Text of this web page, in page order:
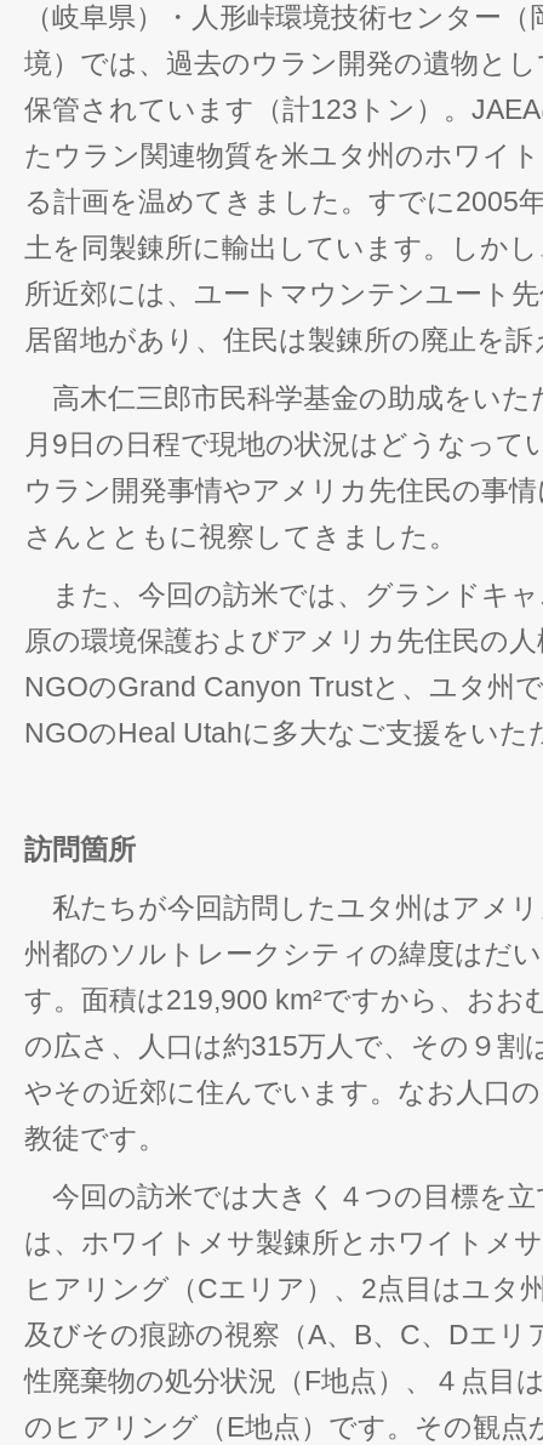
（岐阜県）・人形峠環境技術センター
境）では、過去のウラン開発の遺物と
保管されています（計123トン）。
たウラン関連物質を米ユタ州のホワイ
る計画を温めてきました。すでに2005
土を同製錬所に輸出しています。しか
所近郊には、ユートマウンテンユート
居留地があり、住民は製錬所の廃止を
高木仁三郎市民科学基金の助成をいた
月9日の日程で現地の状況はどうなって
ウラン開発事情やアメリカ先住民の事
さんとともに視察してきました。
また、今回の訪米では、グランドキ
原の環境保護およびアメリカ先住民の
NGOのGrand Canyon Trustと、ユタ州
NGOのHeal Utahに多大なご支援をいた
訪問箇所
私たちが今回訪問したユタ州はアメ
州都のソルトレークシティの緯度はだ
す。面積は219,900 km²ですから、おお
の広さ、人口は約315万人で、その９割
やその近郊に住んでいます。なお人口
教徒です。
今回の訪米では大きく４つの目標を立
は、ホワイトメサ製錬所とホワイトメ
ヒアリング（Cエリア）、2点目はユタ
及びその痕跡の視察（A、B、C、Dエリ
性廃棄物の処分状況（F地点）、４点目
のヒアリング（E地点）です。その観点